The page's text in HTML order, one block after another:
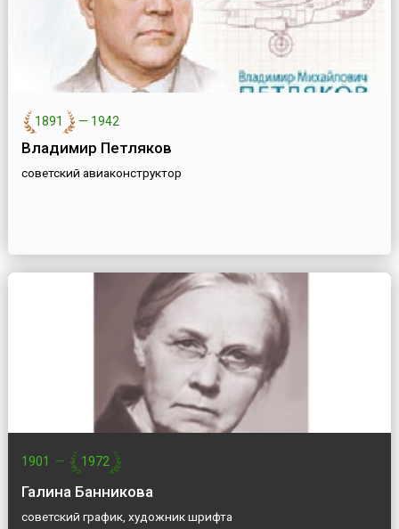
1891 — 1942
Владимир Петляков
советский авиаконструктор
1901 — 1972
Галина Банникова
советский график, художник шрифта